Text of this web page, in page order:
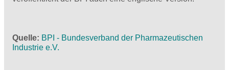
Quelle
BPI - Bundesverband der Pharmazeutischen
Industrie e.V.